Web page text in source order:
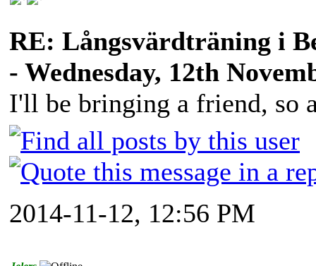
RE: Långsvärdträning i
- Wednesday, 12th
I'll be bringing a friend, so
2014-11-12, 12:56 PM